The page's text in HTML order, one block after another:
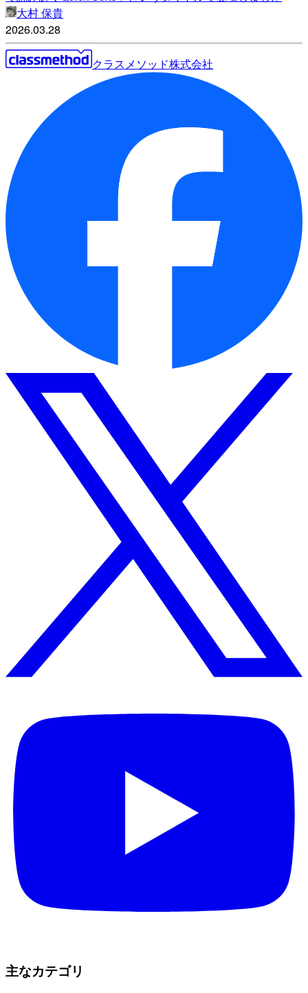
大村 保貴
2026.03.28
クラスメソッド株式会社
主なカテゴリ